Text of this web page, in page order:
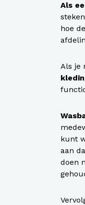
Als
hoe
Als je
kunt
aan
doen